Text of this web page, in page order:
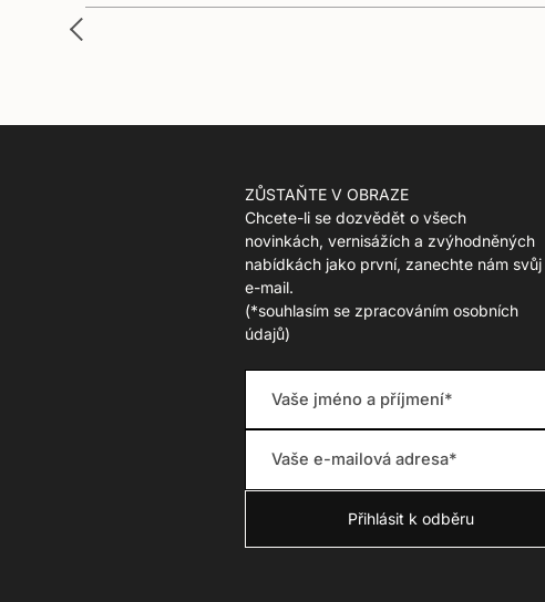
ZŮSTAŇTE V OBRAZE
Chcete-li se dozvědět o všech
novinkách, vernisážích a zvýhodněných
nabídkách jako první, zanechte nám svůj
e-mail.
(*souhlasím se zpracováním osobních
údajů)